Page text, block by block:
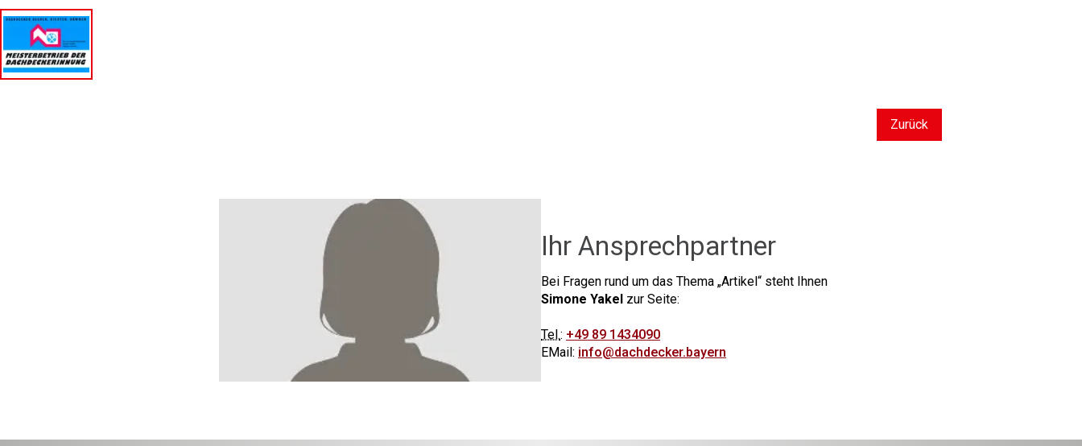
Zurück
Ihr Ansprechpartner
Bei Fragen rund um das Thema Artikel steht Ihnen
Simone Yakel zur Seite:
Tel.: +49 89 1434090
EMail: info@dachdecker.bayern